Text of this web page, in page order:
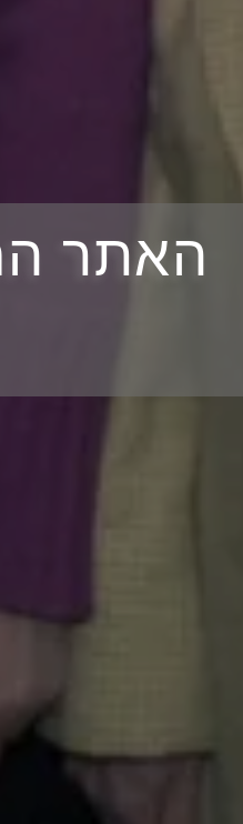
האתר